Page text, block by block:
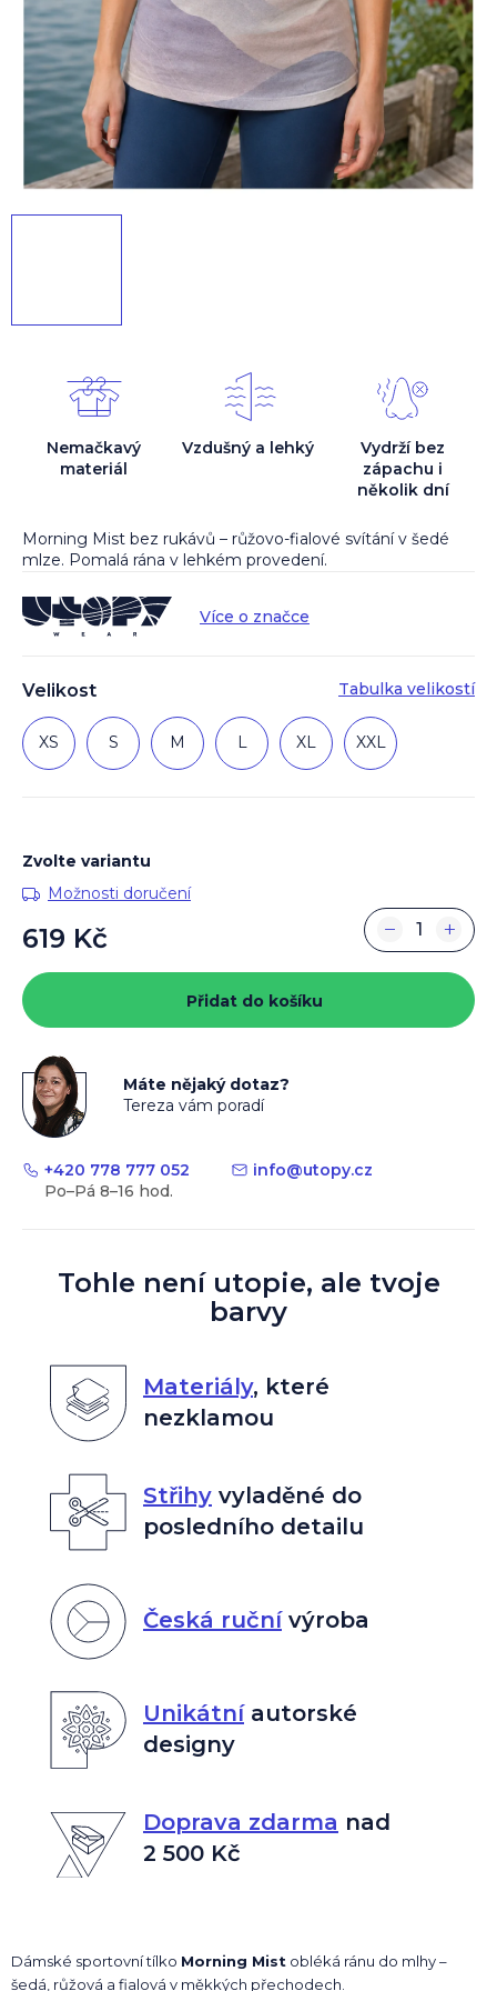
Velikost Tabulka velikostí
XS S M L XL XXL
Morning Mist bez rukávů – růžovo-fialové svítání v šedé
mlze. Pomalá rána v lehkém provedení.
Více o značce
Nemačkavý
materiál
Vzdušný a lehký
Vydrží bez
zápachu i
několik dní
Zvolte variantu
Možnosti doručení
619 Kč
cena:
+
−
Přidat do košíku
Máte nějaký dotaz?
Tereza vám poradí
+420 778 777 052 info@utopy.cz
Tohle není utopie, ale tvoje
barvy
Materiály, které
nezklamou
Střihyvyladěné do
posledního detailu
Česká ručnívýroba
Unikátníautorské
designy
Doprava zdarma nad
2 500 Kč
Dámské sportovní tílko Morning Mist obléká ránu do mlhy –
šedá, růžová a fialová v měkkých přechodech.